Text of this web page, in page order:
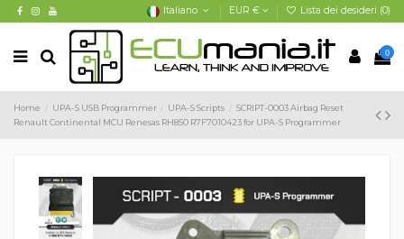
Italiano EUR € Lista dei desideri (0)
0
Home UPA-S USB Programmer UPA-S Scripts
SCRIPT-0003 Airbag Reset
Renault Continental MCU Renesas RH850 R7F7010423 for UPA-S Programmer